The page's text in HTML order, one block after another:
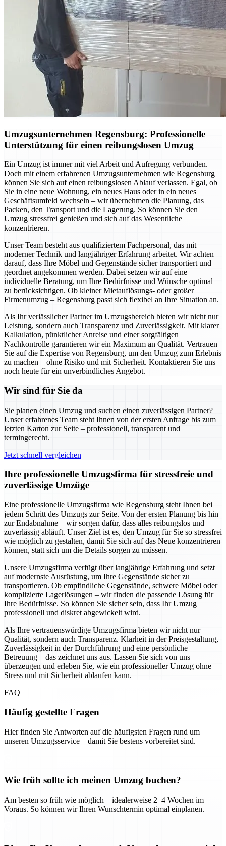
Umzugsunternehmen Regensburg: Professionelle
Unterstützung für einen reibungslosen Umzug
Ein Umzug ist immer mit viel Arbeit und Aufregung verbunden.
Doch mit einem erfahrenen Umzugsunternehmen wie Regensburg
können Sie sich auf einen reibungslosen Ablauf verlassen. Egal, ob
Sie in eine neue Wohnung, ein neues Haus oder in ein neues
Geschäftsumfeld wechseln – wir übernehmen die Planung, das
Packen, den Transport und die Lagerung. So können Sie den
Umzug stressfrei genießen und sich auf das Wesentliche
konzentrieren.
Unser Team besteht aus qualifiziertem Fachpersonal, das mit
moderner Technik und langjähriger Erfahrung arbeitet. Wir achten
darauf, dass Ihre Möbel und Gegenstände sicher transportiert und
geordnet angekommen werden. Dabei setzen wir auf eine
individuelle Beratung, um Ihre Bedürfnisse und Wünsche optimal
zu berücksichtigen. Ob kleiner Mietauflösungs- oder großer
Firmenumzug – Regensburg passt sich flexibel an Ihre Situation an.
Als Ihr verlässlicher Partner im Umzugsbereich bieten wir nicht nur
Leistung, sondern auch Transparenz und Zuverlässigkeit. Mit klarer
Kalkulation, pünktlicher Anreise und einer sorgfältigen
Nachkontrolle garantieren wir ein Maximum an Qualität. Vertrauen
Sie auf die Expertise von Regensburg, um den Umzug zum Erlebnis
zu machen – ohne Risiko und mit Sicherheit. Kontaktieren Sie uns
noch heute für ein unverbindliches Angebot.
Wir sind für Sie da
Sie planen einen Umzug und suchen einen zuverlässigen Partner?
Unser erfahrenes Team steht Ihnen von der ersten Anfrage bis zum
letzten Karton zur Seite – professionell, transparent und
termingerecht.
Jetzt schnell vergleichen
Ihre professionelle Umzugsfirma für stressfreie und
zuverlässige Umzüge
Eine professionelle Umzugsfirma wie Regensburg steht Ihnen bei
jedem Schritt des Umzugs zur Seite. Von der ersten Planung bis hin
zur Endabnahme – wir sorgen dafür, dass alles reibungslos und
zuverlässig abläuft. Unser Ziel ist es, den Umzug für Sie so stressfrei
wie möglich zu gestalten, damit Sie sich auf das Neue konzentrieren
können, statt sich um die Details sorgen zu müssen.
Unsere Umzugsfirma verfügt über langjährige Erfahrung und setzt
auf modernste Ausrüstung, um Ihre Gegenstände sicher zu
transportieren. Ob empfindliche Gegenstände, schwere Möbel oder
komplizierte Lagerlösungen – wir finden die passende Lösung für
Ihre Bedürfnisse. So können Sie sicher sein, dass Ihr Umzug
professionell und diskret abgewickelt wird.
Als Ihre vertrauenswürdige Umzugsfirma bieten wir nicht nur
Qualität, sondern auch Transparenz. Klarheit in der Preisgestaltung,
Zuverlässigkeit in der Durchführung und eine persönliche
Betreuung – das zeichnet uns aus. Lassen Sie sich von uns
überzeugen und erleben Sie, wie ein professioneller Umzug ohne
Stress und mit Sicherheit ablaufen kann.
FAQ
Häufig gestellte Fragen
Hier finden Sie Antworten auf die häufigsten Fragen rund um
unseren Umzugsservice – damit Sie bestens vorbereitet sind.
Wie früh sollte ich meinen Umzug buchen?
Am besten so früh wie möglich – idealerweise 2–4 Wochen im
Voraus. So können wir Ihren Wunschtermin optimal einplanen.